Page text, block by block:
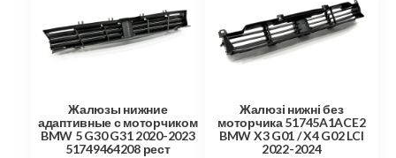
Жалюзы нижние
адаптивные с моторчиком
BMW 5 G30 G31 2020-2023
51749464208 рест
Жалюзі нижні без
моторчика 51745A1ACE2
BMW X3 G01 / X4 G02 LCI
2022-2024